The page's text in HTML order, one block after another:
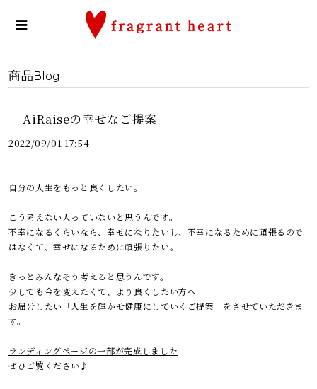
商品Blog
AiRaiseの幸せなご提案
2022/09/01 17:54
自分の人生をもっと良くしたい。
こう考えない人っていないと思うんです。
不幸になるくらいなら、幸せになりたいし、不幸になるために頑張るので
はなくて、幸せになるために頑張りたい。
きっとみんなそう考えると思うんです。
少しでも今を変えたくて、より良くしたい方へ
お届けしたい「人生を輝かせ健康にしていくご提案」をさせていただきま
す。
ランディングページの一部が完成しました
ぜひご覧ください♪